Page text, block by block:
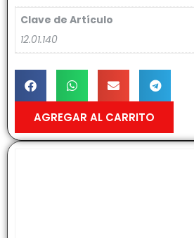
Clave de Artículo
12.01.140
AGREGAR AL CARRITO